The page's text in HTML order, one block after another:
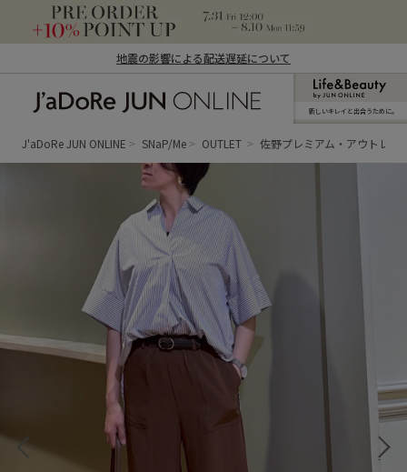
地震の影響による配送遅延について
ン オンライン）
新しいキレイと出合うために。
J'aDoRe JUN ONLINE SNaP/Me OUTLET 佐野プレミアム・アウトレッ